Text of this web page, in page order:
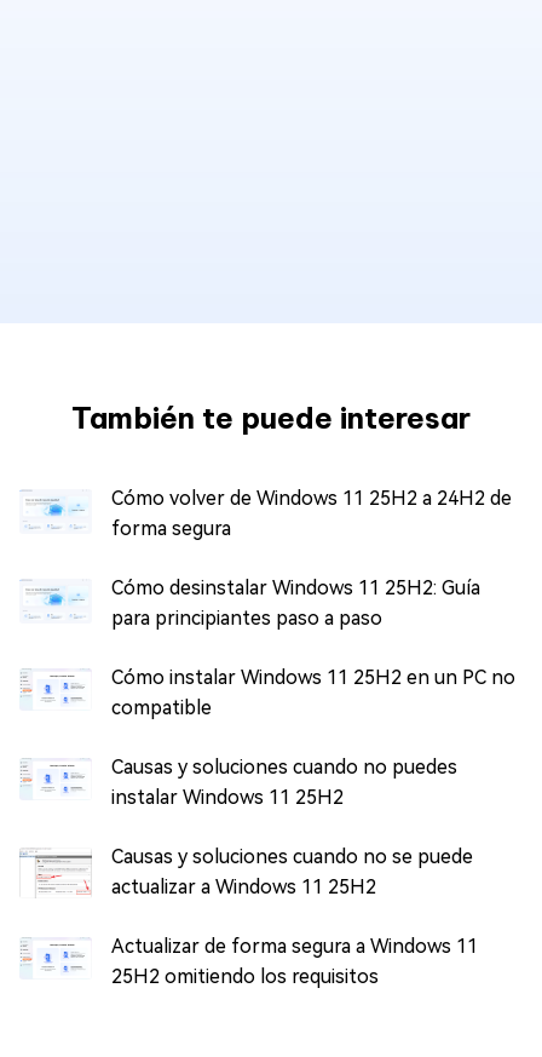
También te puede interesar
Cómo volver de Windows 11 25H2 a 24H2 de
forma segura
Cómo desinstalar Windows 11 25H2: Guía
para principiantes paso a paso
Cómo instalar Windows 11 25H2 en un PC no
compatible
Causas y soluciones cuando no puedes
instalar Windows 11 25H2
Causas y soluciones cuando no se puede
actualizar a Windows 11 25H2
Actualizar de forma segura a Windows 11
25H2 omitiendo los requisitos